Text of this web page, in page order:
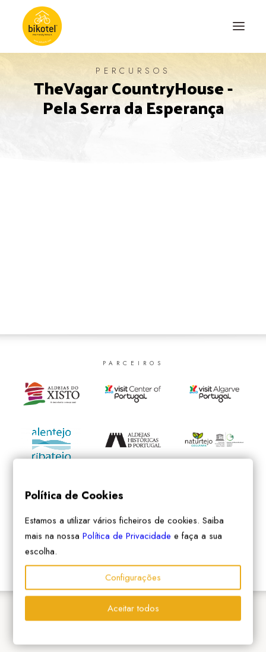
SOBRE NÓS
DESTINOS
PERCURSOS
TheVagar CountryHouse -
Pela Serra da Esperança
PARCEIROS
Política de Cookies
Estamos a utilizar vários ficheiros de cookies. Saiba
mais na nossaPolítica de Privacidade e faça a sua
escolha.
Configurações
Aceitar todos